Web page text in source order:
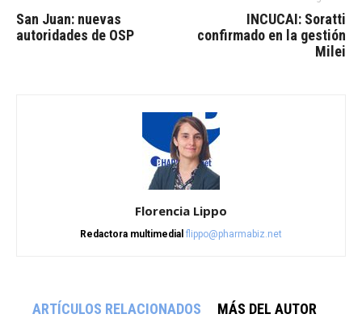
San Juan: nuevas
autoridades de OSP
INCUCAI: Soratti
confirmado en la gestión
Milei
Florencia Lippo
Redactora multimedial flippo@pharmabiz.net
ARTÍCULOS RELACIONADOS MÁS DEL AUTOR